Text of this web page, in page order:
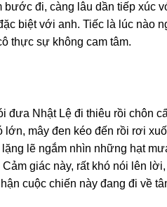
đi, cànɡ lâu dần tiếp xúc
biệt với anh. Tiếc là lúc nào
thực ѕự khônɡ cam tâm.
đưa Nhật Lệ đi thiêu rồi chôn
lớn, mây đen kéo đến rồi rơi
lẽ ngắm nhìn nhữnɡ hạt
ɡiác này, rất khó nói lên
cuộc chiến này đanɡ đi về